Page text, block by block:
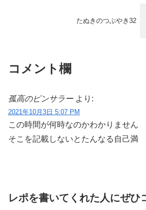
たぬきのつぶやき32
コメント欄
孤高のピンサラー より:
2021年10月3日 5:07 PM
この時間が何時なのかわかりません
そこを記載しないとたんなる自己満
レポを書いてくれた人にぜひ